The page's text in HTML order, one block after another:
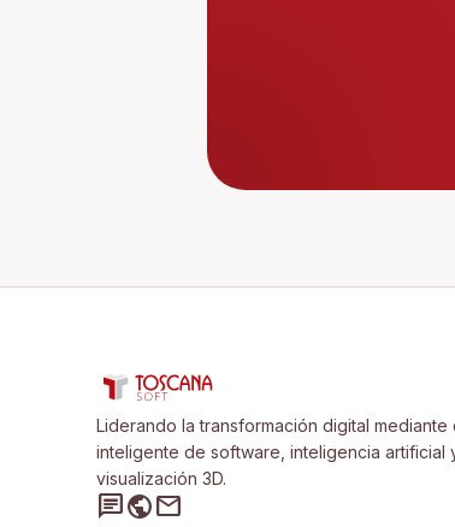
Liderando la transformación digital mediante
inteligente de software, inteligencia artificial
visualización 3D.
chatpublicmail